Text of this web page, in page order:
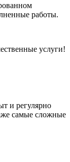
работы.
услуги!
и регулярно
самые сложные